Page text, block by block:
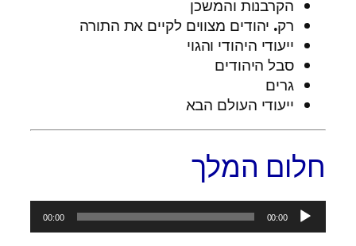
הקרבנות והמשכן
רק. יהודים מצווים לקיים את התורה
ייעודי היהודי והגוי
סבל היהודים
גרים
ייעודי העולם הבא
חלום המלך
אודיו
00:00
00:00